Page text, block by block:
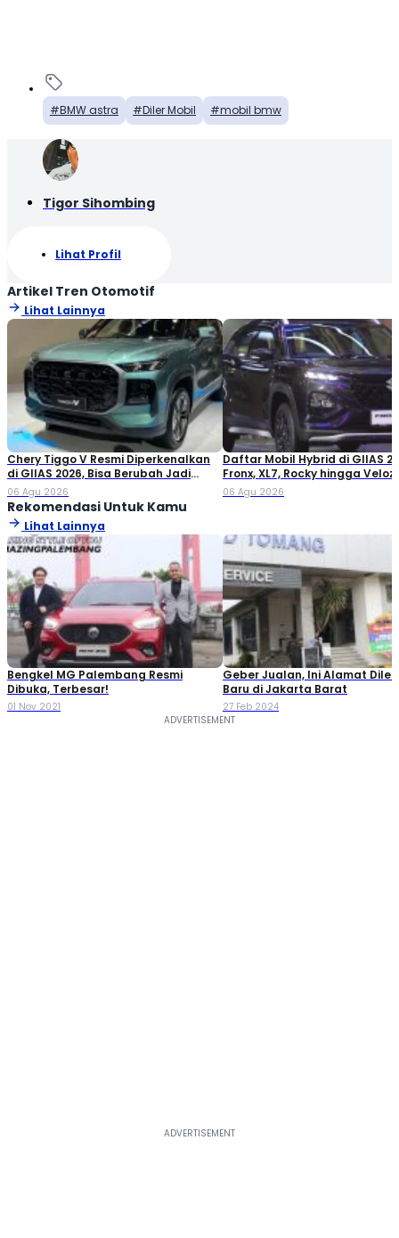
BMW astra Diler Mobil mobil bmw
Tigor Sihombing
Lihat Profil
Artikel Tren Otomotif
Lihat Lainnya
Chery Tiggo V Resmi Diperkenalkan
di GIIAS 2026, Bisa Berubah Jadi
Double Cabin
06 Agu 2026
Daftar Mobil Hybrid di GIIAS
Fronx, XL7, Rocky hingga Veloz!
06 Agu 2026
Rekomendasi Untuk Kamu
Lihat Lainnya
Bengkel MG Palembang Resmi
Dibuka, Terbesar!
01 Nov 2021
Geber Jualan, Ini Alamat Diler
Baru di Jakarta Barat
27 Feb 2024